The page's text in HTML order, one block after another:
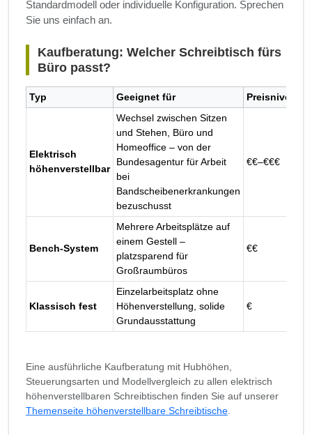
Standardmodell oder individuelle Konfiguration. Sprechen
Sie uns einfach an.
Kaufberatung: Welcher Schreibtisch fürs
Büro passt?
Typ Geeignet für Preisniveau
Elektrisch
höhenverstellbar
Wechsel zwischen Sitzen
und Stehen, Büro und
Homeoffice – von der
Bundesagentur für Arbeit
bei
Bandscheibenerkrankungen
bezuschusst
€€–€€€
Bench-System
Mehrere Arbeitsplätze auf
einem Gestell –
platzsparend für
Großraumbüros
€€
Klassisch fest
Einzelarbeitsplatz ohne
Höhenverstellung, solide
Grundausstattung
€
Eine ausführliche Kaufberatung mit Hubhöhen,
Steuerungsarten und Modellvergleich zu allen elektrisch
höhenverstellbaren Schreibtischen finden Sie auf unserer
Themenseite höhenverstellbare Schreibtische